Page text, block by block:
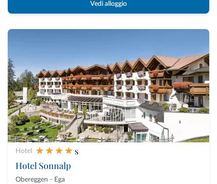
Vedi alloggio
Hotel
s
Hotel Sonnalp
Obereggen - Ega